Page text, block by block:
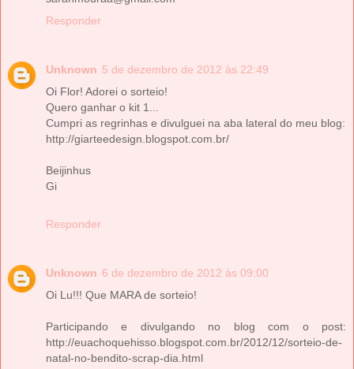
Responder
Unknown 5 de dezembro de 2012 às 22:49
Oi Flor! Adorei o sorteio!
Quero ganhar o kit 1...
Cumpri as regrinhas e divulguei na aba lateral do meu blog:
http://giarteedesign.blogspot.com.br/
Beijinhus
Gi
Responder
Unknown 6 de dezembro de 2012 às 09:00
Oi Lu!!! Que MARA de sorteio!
Participando e divulgando no blog com o post:
http://euachoquehisso.blogspot.com.br/2012/12/sorteio-de-
natal-no-bendito-scrap-dia.html